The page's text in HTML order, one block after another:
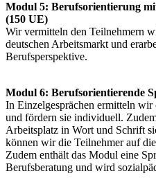
Modul 5: Berufsorientierung
(150 UE)
Wir vermitteln den Teilnehmern
deutschen Arbeitsmarkt und
Berufsperspektive.
Modul 6: Berufsorientierende
In Einzelgesprächen ermitteln wir
und fördern sie individuell.
Arbeitsplatz in Wort und Schrift
können wir die Teilnehmer auf
Zudem enthält das Modul eine
Berufsberatung und wird